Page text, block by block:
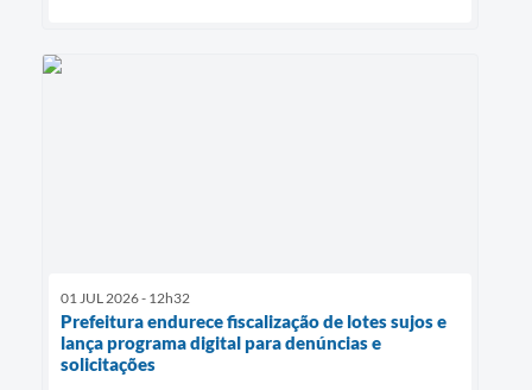
01 JUL 2026 - 12h32
Prefeitura endurece fiscalização de lotes sujos e
lança programa digital para denúncias e
solicitações